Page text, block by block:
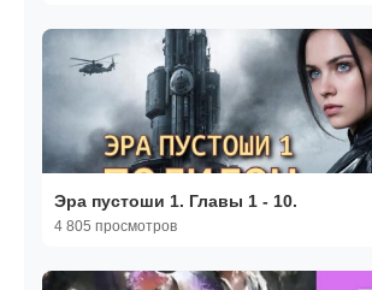
Эра пустоши 1. Главы 1 - 10.
4 805 просмотров